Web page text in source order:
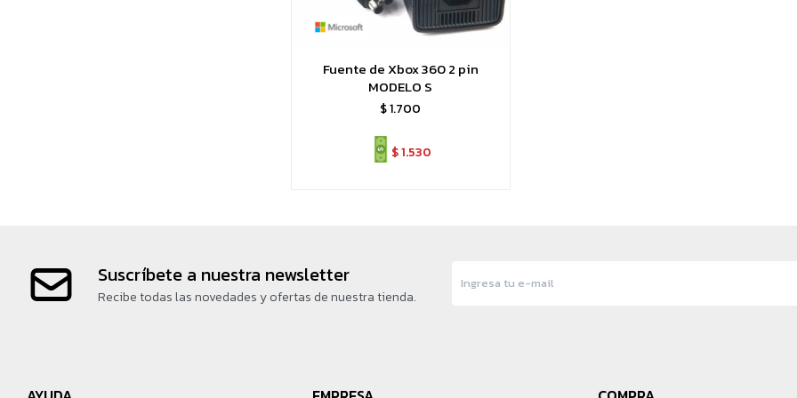
Fuente de Xbox 360 2 pin
MODELO S
$1.700
$1.530
Suscríbete a nuestra newsletter
Recibe todas las novedades y ofertas de nuestra tienda.